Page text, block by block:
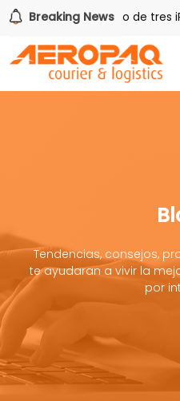
Breaking News
Gana uno de tres
Tendencias, consejos,
te ayudaran a vivir la
por